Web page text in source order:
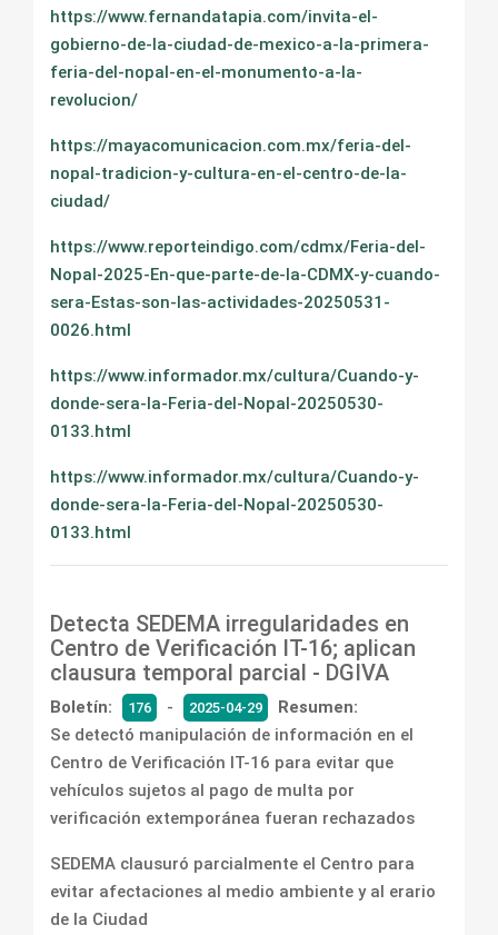
https://www.fernandatapia.com/invita-el-
gobierno-de-la-ciudad-de-mexico-a-la-primera-
feria-del-nopal-en-el-monumento-a-la-
revolucion/
https://mayacomunicacion.com.mx/feria-del-
nopal-tradicion-y-cultura-en-el-centro-de-la-
ciudad/
https://www.reporteindigo.com/cdmx/Feria-del-
Nopal-2025-En-que-parte-de-la-CDMX-y-cuando-
sera-Estas-son-las-actividades-20250531-
0026.html
https://www.informador.mx/cultura/Cuando-y-
donde-sera-la-Feria-del-Nopal-20250530-
0133.html
https://www.informador.mx/cultura/Cuando-y-
donde-sera-la-Feria-del-Nopal-20250530-
0133.html
Detecta SEDEMA irregularidades en
Centro de Verificación IT-16; aplican
clausura temporal parcial - DGIVA
Boletín: 176 - 2025-04-29
Resumen:
Se detectó manipulación de información en el
Centro de Verificación IT-16 para evitar que
vehículos sujetos al pago de multa por
verificación extemporánea fueran rechazados
SEDEMA clausuró parcialmente el Centro para
evitar afectaciones al medio ambiente y al erario
de la Ciudad